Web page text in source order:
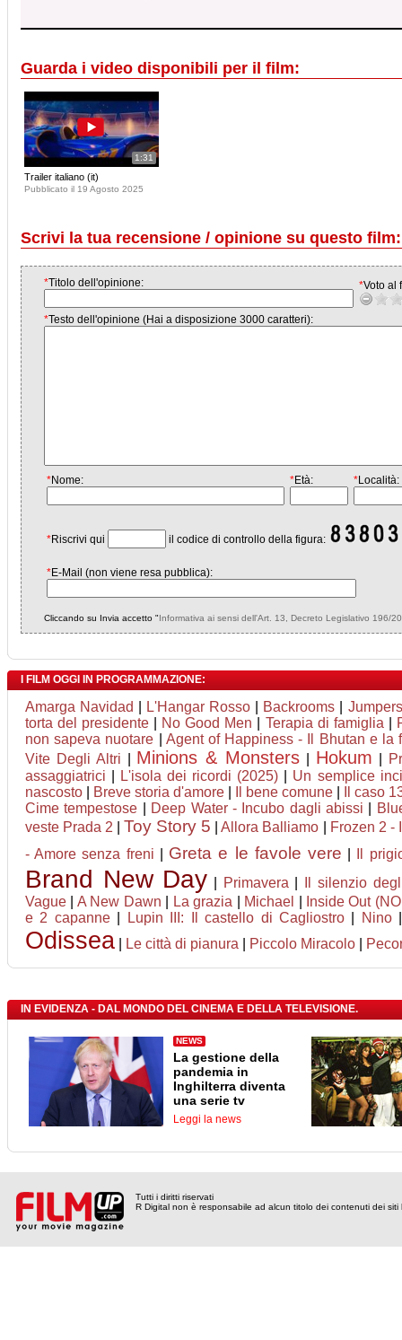
Guarda i video disponibili per il film:
1:31
Trailer italiano (it)
Pubblicato il 19 Agosto 2025
Scrivi la tua recensione / opinione su questo
*Titolo dell'opinione: *Voto al
*Testo dell'opinione (Hai a disposizione 3000 caratteri):
*Nome: *Età: *Località:
*Riscrivi qui il codice di controllo della figura:
*E-Mail (non viene resa pubblica):
Cliccando su Invia accetto "Informativa ai sensi dell'Art. 13, Decreto Legislativo 196/
I FILM OGGI IN PROGRAMMAZIONE:
Amarga Navidad L'Hangar Rosso Backrooms
torta del presidente
No Good Men Terapia di famiglia
non sapeva nuotare
Agent of Happiness - Il Bhutan e la
Vite Degli Altri
Minions & Monsters Hokum
assaggiatrici
L'isola dei ricordi (2025)
Un semplice
nascosto
Breve storia d'amore Il bene comune
Il caso
Cime tempestose
Deep Water - Incubo dagli abissi
veste Prada 2 |Toy Story 5 |Allora Balliamo
Frozen 2 -
- Amore senza freni
Greta e le favole vere Il
Brand New Day Primavera
Il silenzio
Vague
A New Dawn La grazia Michael
Inside Out
e 2 capanne| Lupin III: Il castello di Cagliostro Nino
Odissea Le città di pianura Piccolo Miracolo
IN EVIDENZA - DAL MONDO DEL CINEMA E DELLA TELEVISIONE.
NEWS
La gestione della
pandemia in
Inghilterra diventa
una serie tv
Leggi la news
Tutti i diritti riservati
R Digital non è responsabile ad alcun titolo dei contenuti dei siti